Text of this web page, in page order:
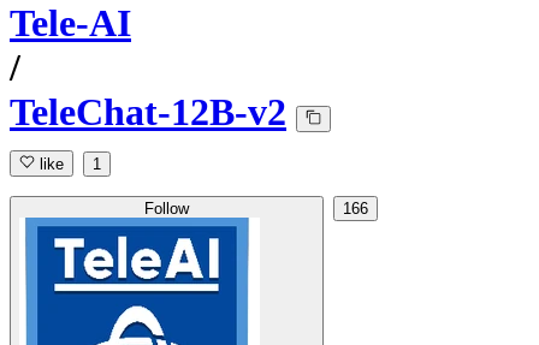
Tele-AI
/
TeleChat-12B-v2
like 1
Follow 166